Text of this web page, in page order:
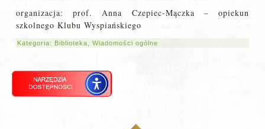
organizacja: prof. Anna Czepiec-Mączka – opiekun
szkolnego Klubu Wyspiańskiego
Kategoria: Biblioteka ,Wiadomości ogólne